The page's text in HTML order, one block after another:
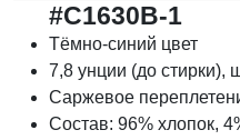
#C1630B-1
Тёмно-синий цвет
7,8 унции (до
Саржевое
Состав: 96% хлопок,